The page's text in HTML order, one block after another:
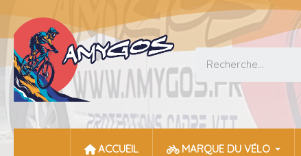
ACCUEIL MARQUE DU VÉLO